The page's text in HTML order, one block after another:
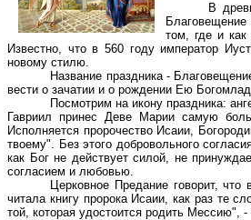
В
том, где и как
Известно, что в 560 году император
новому стилю.
Название праздника -
вести о зачатии и о рождении Ею
Посмотрим на икону праздника:
Гавриил принес Деве Марии самую
Исполняется пророчество Исаии,
твоему". Без этого добровольного
как Бог не действует силой, не
согласием и любовью.
Церковное Предание говорит,
читала книгу пророка Исаии, как раз те
той, которая удостоится родить Мессию",